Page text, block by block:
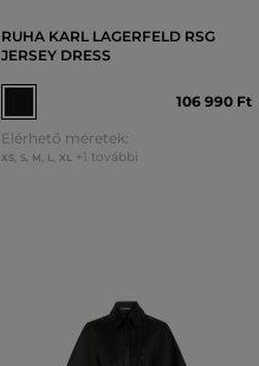
RUHA KARL LAGERFELD RSG
JERSEY DRESS
106 990 Ft
Elérhető méretek:
XS, S, M L XL +1 további